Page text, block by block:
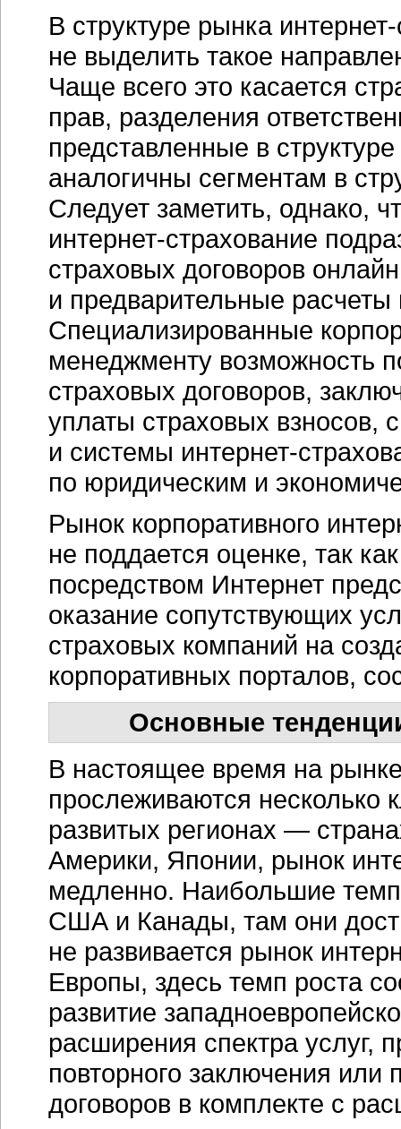
В структуре рынка
не выделить такое
Чаще всего это касается
прав, разделения
представленные в
аналогичны сегментам в
Следует заметить, однако,
интернет-страхование
страховых договоров
и предварительные
Специализированные
менеджменту возможность
страховых договоров,
уплаты страховых взносов,
и системы интернет-
по юридическим и
Рынок корпоративного
не поддается оценке, так
посредством Интернет
оказание сопутствующих
страховых компаний на
корпоративных порталов,
Основные
В настоящее время на
прослеживаются несколько
развитых регионах —
Америки, Японии, рынок
медленно. Наибольшие
США и Канады, там они
не развивается рынок
Европы, здесь темп роста
развитие
расширения спектра услуг,
повторного заключения или
договоров в комплекте с